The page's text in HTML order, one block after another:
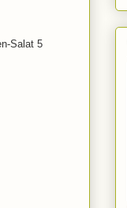
Salat 5